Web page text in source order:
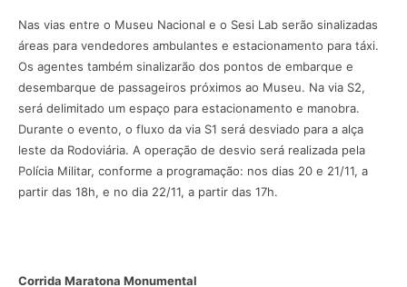
Nas vias entre o Museu Nacional e o Sesi Lab serão sinalizadas
áreas para vendedores ambulantes e estacionamento para táxi.
Os agentes também sinalizarão dos pontos de embarque e
desembarque de passageiros próximos ao Museu. Na via S2,
será delimitado um espaço para estacionamento e manobra.
Durante o evento, o fluxo da via S1 será desviado para a alça
leste da Rodoviária. A operação de desvio será realizada pela
Polícia Militar, conforme a programação: nos dias 20 e 21/11, a
partir das 18h, e no dia 22/11, a partir das 17h.
Corrida Maratona Monumental